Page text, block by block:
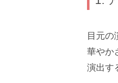
目元
華やか
演出す